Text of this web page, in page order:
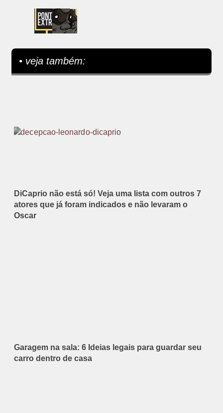
• veja também:
DiCaprio não está só! Veja uma lista com outros 7
atores que já foram indicados e não levaram o
Oscar
Garagem na sala: 6 Ideias legais para guardar seu
carro dentro de casa